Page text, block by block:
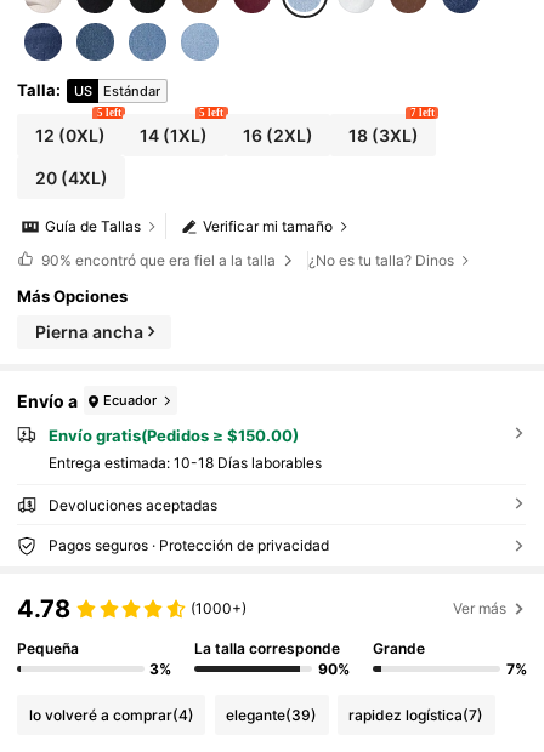
Talla: US Estándar
12 (0XL)
5 left
14 (1XL)
5 left
16(2XL) 18(3XL)
7 left
20(4XL)
Verificar mi tamaño
Guía de Tallas
90% encontró que era fiel a la talla ¿No es tu talla? Dinos
Más Opciones
Pierna ancha
Envío a Ecuador
Envío gratis(Pedidos ≥ $150.00)
Entrega estimada: 10-18 Días laborables
Devoluciones aceptadas
Pagos seguros · Protección de privacidad
4.78 (1000+) Ver más
Pequeña
3%
La talla corresponde
90%
Grande
7%
lo volveré a comprar(4) elegante(39) rapidez logística(7)